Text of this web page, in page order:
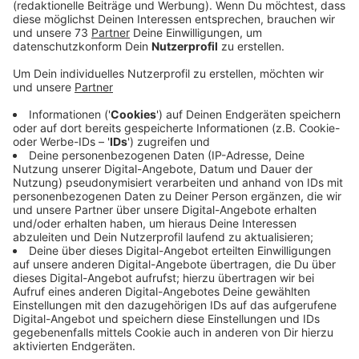
Anzeige
Hotel online buchen
Anzeige
Die Sommerferien sind schon wieder halb rum, aber
vielleicht seid ihr ja grade auf dem Weg in den Urlaub
oder habt noch ein paar entspannte Wochen irgendwo
am Meer vor euch. Vielleicht fahrt ihr ja sogar mit eurer
Familie oder euren Freunden. Und vielleicht ist das
Urlaub buchen mit euren Freunden ja auch genauso
chaotisch wie bei uns. Bis mal feststeht, wer wann
kann - und wo es hingehn soll - das ist der reinste
Stress!! Und wenn man dann auch noch das Hotel
buchen muss.